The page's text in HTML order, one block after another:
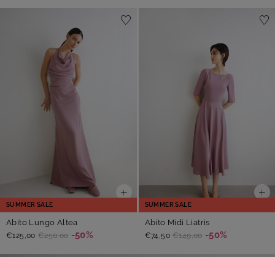
SUMMER SALE
Abito Lungo Altea
€125,00 €250,00 -50%
SUMMER SALE
Abito Midi Liatris
€74,50 €149,00 -50%